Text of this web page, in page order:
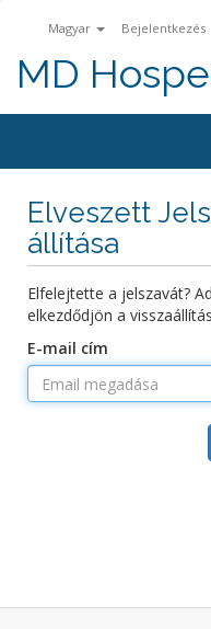
Magyar Bejelentkezés
MD
Elveszett
állítása
Elfelejtette a jelszavát?
elkezdődjön a
E-mail cím